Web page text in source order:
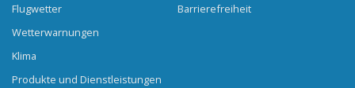
Flugwetter
Wetterwarnungen
Klima
Produkte und Dienstleistungen
Barrierefreiheit